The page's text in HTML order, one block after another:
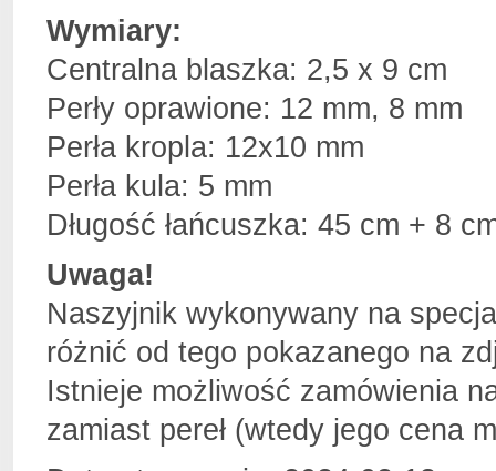
Wymiary:
Centralna blaszka: 2,5 x 9 cm
Perły oprawione: 12 mm, 8 mm
Perła kropla: 12x10 mm
Perła kula: 5 mm
Długość łańcuszka: 45 cm + 8
Uwaga!
Naszyjnik wykonywany na
różnić od tego pokazanego na
Istnieje możliwość zamówienia
zamiast pereł (wtedy jego cena